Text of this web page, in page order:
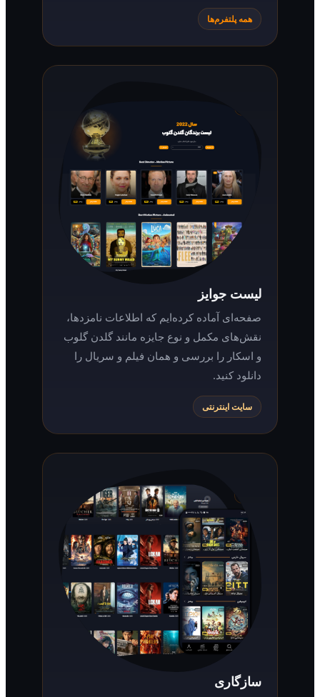
همه پلتفرم‌ها
لیست جوایز
صفحه‌ای آماده کرده‌ایم که اطلاعات نامزدها،
نقش‌های مکمل و نوع جایزه مانند گلدن گلوب
و اسکار را بررسی و همان فیلم و سریال را
سایت اینترنتی